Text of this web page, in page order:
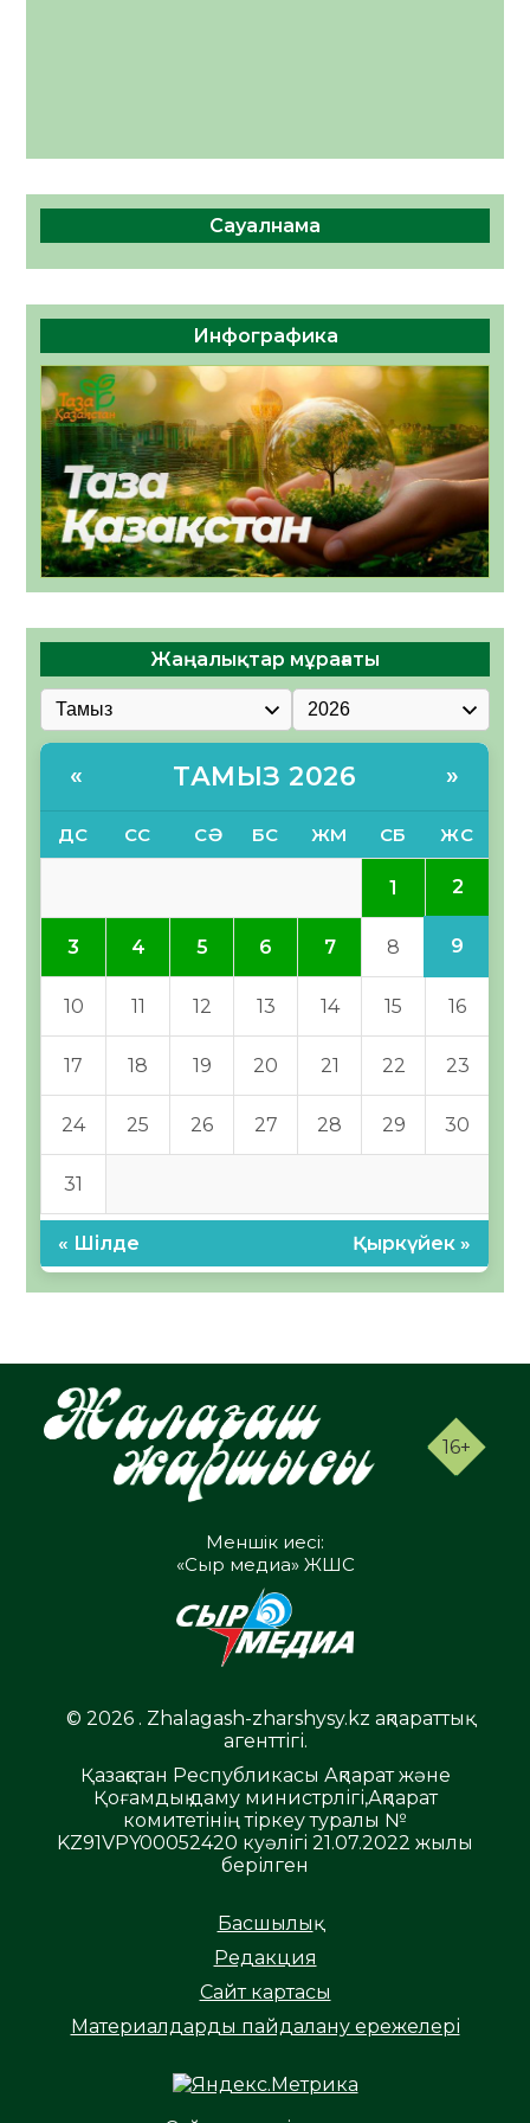
Сауалнама
Инфографика
Жаңалықтар мұрағаты
« ТАМЫЗ 2026 »
ДС СС СӘ БС ЖМ СБ ЖС
1 2
3 4 5 6 7 8 9
10 11 12 13 14 15 16
17 18 19 20 21 22 23
24 25 26 27 28 29 30
31
« Шілде Қыркүйек »
16+
Меншік иесі:
«Сыр медиа» ЖШС
© 2026 . Zhalagash-zharshysy.kz ақпараттық
агенттігі.
Қазақстан Республикасы Ақпарат және
Қоғамдық даму министрлігі,Ақпарат
комитетінің тіркеу туралы №
KZ91VPY00052420 куәлігі 21.07.2022 жылы
берілген
Басшылық
Редакция
Сайт картасы
Материалдарды пайдалану ережелері